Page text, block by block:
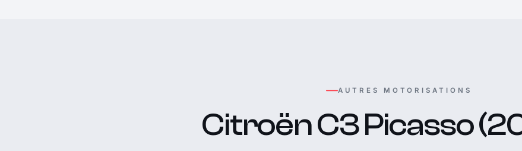
AUTRES MOTORISATIONS
Citroën C3 Picasso